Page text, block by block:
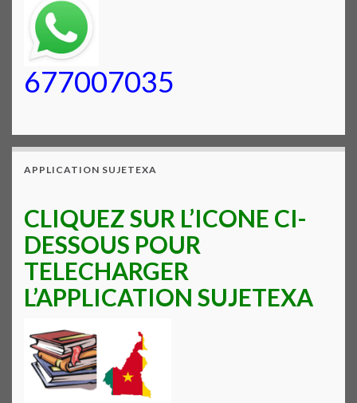
677007035
APPLICATION SUJETEXA
CLIQUEZ SUR L’ICONE CI-
DESSOUS POUR
TELECHARGER
L’APPLICATION SUJETEXA